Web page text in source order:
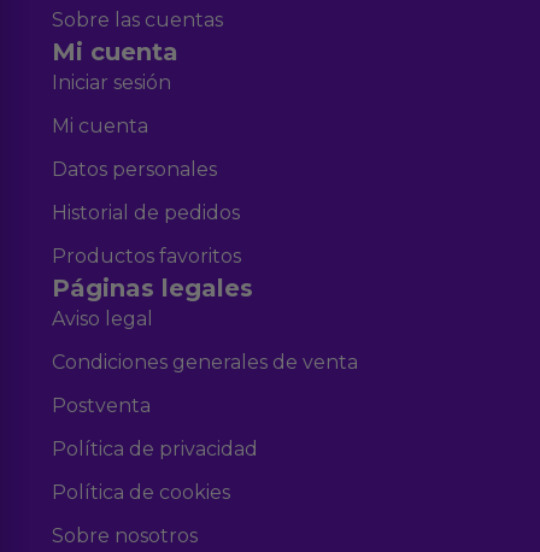
Sobre las cuentas
Mi cuenta
Iniciar sesión
Mi cuenta
Datos personales
Historial de pedidos
Productos favoritos
Páginas legales
Aviso legal
Condiciones generales de venta
Postventa
Política de privacidad
Política de cookies
Sobre nosotros